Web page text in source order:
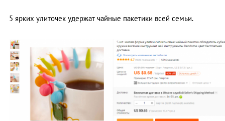
5 ярких улиточек удержат чайные пакетики всей семьи.